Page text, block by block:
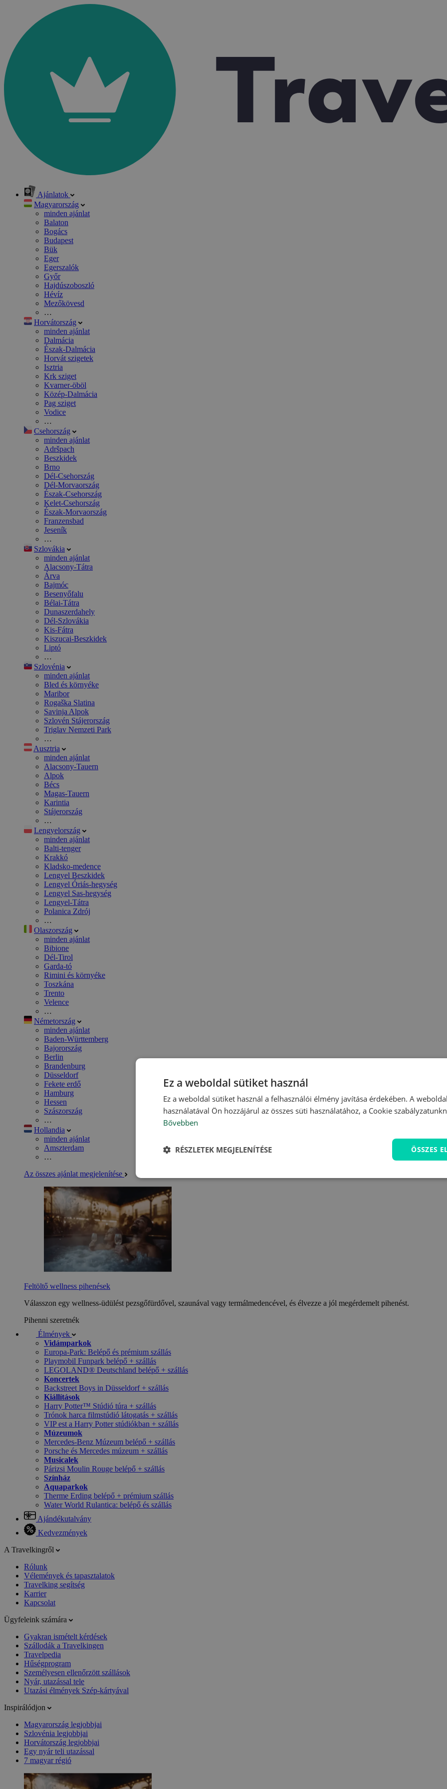
Ajánlatok
Magyarország
minden ajánlat
Balaton
Bogács
Budapest
Bük
Eger
Egerszalók
Győr
Hajdúszoboszló
Hévíz
Mezőkövesd
…
Horvátország
minden ajánlat
Dalmácia
Észak-Dalmácia
Horvát szigetek
Isztria
Krk sziget
Kvarner-öböl
Közép-Dalmácia
Pag sziget
Vodice
…
Csehország
minden ajánlat
Adršpach
Beszkidek
Brno
Dél-Csehország
Dél-Morvaország
Észak-Csehország
Kelet-Csehország
Észak-Morvaország
Franzensbad
Jeseník
…
Szlovákia
minden ajánlat
Alacsony-Tátra
Árva
Bajmóc
Besenyőfalu
Bélai-Tátra
Dunaszerdahely
Dél-Szlovákia
Kis-Fátra
Kiszucai-Beszkidek
Liptó
…
Szlovénia
minden ajánlat
Bled és környéke
Maribor
Rogaška Slatina
Savinja Alpok
Szlovén Stájerország
Triglav Nemzeti Park
…
Ausztria
minden ajánlat
Alacsony-Tauern
Alpok
Bécs
Magas-Tauern
Karintia
Stájerország
…
Lengyelország
minden ajánlat
Balti-tenger
Krakkó
Kladsko-medence
Lengyel Beszkidek
Lengyel Óriás-hegység
Lengyel Sas-hegység
Lengyel-Tátra
Polanica Zdrój
…
Olaszország
minden ajánlat
Bibione
Dél-Tirol
Garda-tó
Rimini és környéke
Toszkána
Trento
Velence
…
Németország
minden ajánlat
Baden-Württemberg
Bajorország
Berlin
Brandenburg
Düsseldorf
Fekete erdő
Hamburg
Hessen
Szászország
…
Hollandia
minden ajánlat
Amszterdam
…
Az összes ajánlat megjelenítése
Feltöltő wellness pihenések
Válasszon egy wellness-üdülést pezsgőfürdővel, szaunával vagy termálmedencével, és élvezze a jól megérdemelt pihenést.
Pihenni szeretnék
Élmények
Vidámparkok
Europa-Park: Belépő és prémium szállás
Playmobil Funpark belépő + szállás
LEGOLAND® Deutschland belépő + szállás
Koncertek
Backstreet Boys in Düsseldorf + szállás
Kiállítások
Harry Potter™ Stúdió túra + szállás
Trónok harca filmstúdió látogatás + szállás
VIP est a Harry Potter stúdiókban + szállás
Múzeumok
Mercedes-Benz Múzeum belépő + szállás
Porsche és Mercedes múzeum + szállás
Musicalek
Párizsi Moulin Rouge belépő + szállás
Színház
Aquaparkok
Therme Erding belépő + prémium szállás
Water World Rulantica: belépő és szállás
Ajándékutalvány
Kedvezmények
A Travelkingről
Rólunk
Vélemények és tapasztalatok
Travelking segítség
Karrier
Kapcsolat
Ügyfeleink számára
Gyakran ismételt kérdések
Szállodák a Travelkingen
Travelpedia
Hűségprogram
Személyesen ellenőrzött szállások
Nyár, utazással tele
Utazási élmények Szép-kártyával
Inspirálódjon
Magyarország legjobbjai
Szlovénia legjobbjai
Horvátország legjobbjai
Egy nyár teli utazással
7 magyar régió
Ez a weboldal sütiket használ
Ez a weboldal sütiket használ a felhasználói élmény javítása érdekében. A
használatával Ön hozzájárul az összes süti használatához, a Cookie
Bővebben
ÖSSZES
RÉSZLETEK MEGJELENÍTÉSE